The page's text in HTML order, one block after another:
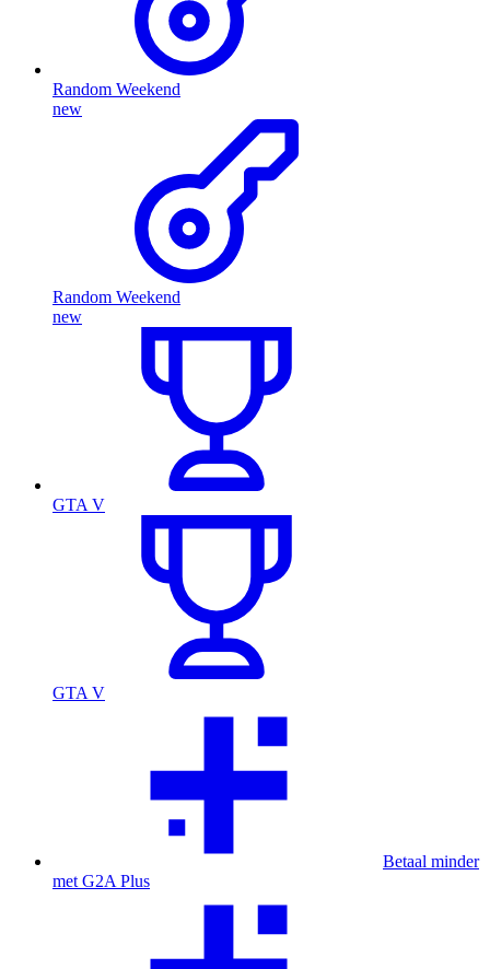
Random Weekend
new
Random Weekend
new
GTA V
GTA V
Betaal minder
met G2A Plus